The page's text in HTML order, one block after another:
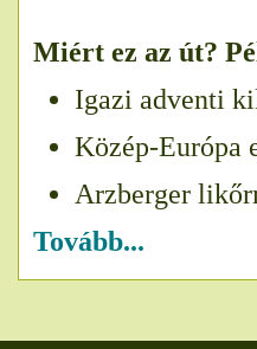
Miért ez az út?
Igazi adventi
Közép-Európa
Arzberger
Tovább...